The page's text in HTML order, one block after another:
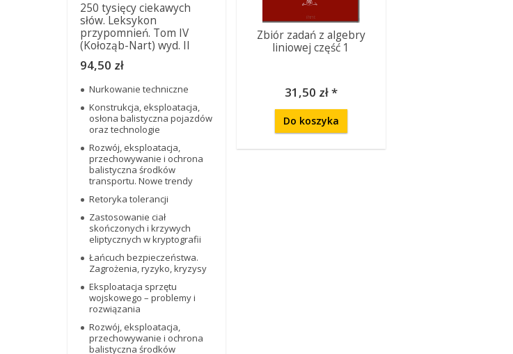
Zbiór zadań z algebry
liniowej część 1
31,50 zł *
Do koszyka
250 tysięcy ciekawych
słów. Leksykon
przypomnień. Tom IV
(Kołoząb-Nart) wyd. II
94,50 zł
Nurkowanie techniczne
Konstrukcja, eksploatacja,
osłona balistyczna pojazdów
oraz technologie
Rozwój, eksploatacja,
przechowywanie i ochrona
balistyczna środków
transportu. Nowe trendy
Retoryka tolerancji
Zastosowanie ciał
skończonych i krzywych
eliptycznych w kryptografii
Łańcuch bezpieczeństwa.
Zagrożenia, ryzyko, kryzysy
Eksploatacja sprzętu
wojskowego – problemy i
rozwiązania
Rozwój, eksploatacja,
przechowywanie i ochrona
balistyczna środków